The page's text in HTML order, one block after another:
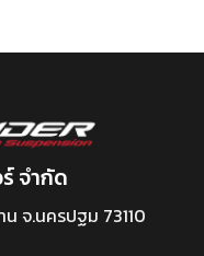
จำกัด
จ.นครปฐม 73110